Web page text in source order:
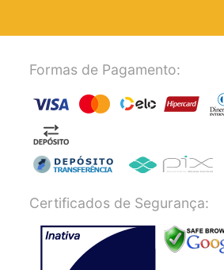
Formas de Pagamento:
Certificados de Segurança: